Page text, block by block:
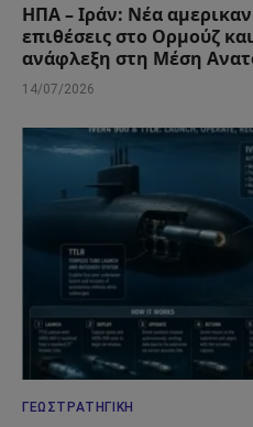
ΗΠΑ – Ιράν: Νέα
επιθέσεις στο Ορμούζ
ανάφλεξη στη Μέση
14/07/2026
ΓΕΩΣΤΡΑΤΗΓΙΚΉ